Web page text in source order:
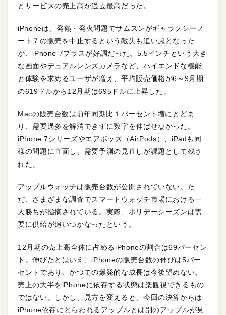
とサービスの売上高が過去最高だった。
iPhoneは、発熱・発火問題でサムスンがギャラクシーノ
ート７の販売を中止するという敵失も追い風となった
が、iPhone 7プラスが好調だった。5.5インチという大き
な画面やデュアルレンズカメラなど、ハイエンドな機能
と体験を求めるユーザが増え、平均販売価格が6～9月期
の619ドルから12月期は695ドルに上昇した。
Macの販売台数は前年同期比１パーセント増にとどま
り、需要過多を解消できずに数字を伸ばせなかった。
iPhone 7シリーズやエアポッズ（AirPods）、iPadも同
様の問題に直面し、需要予測の見直しが課題として残さ
れた。
アップルウォッチは販売台数が公開されていない。た
だ、さまざまな調査でスマートウォッチ市場における一
人勝ちが指摘されている。実際、ホリデーシーズンは需
要に供給が追いつかなったという。
12月期の売上高全体に占めるiPhoneの割合は69パーセン
ト。伸びたとはいえ、iPhoneの販売台数の伸びは5パー
セントであり、かつての爆発的な成長は今後望めない。
売上の大半をiPhoneに依存する状態は楽観視できるもの
ではない。しかし、見方を変えると、今回の決算からは
iPhone依存にとらわれるアップルとは別のアップルが見